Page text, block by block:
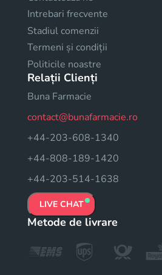
Intrebari frecvente
Stadiul comenzii
Termeni și condiții
Politicile noastre
Relații Clienți
Buna Farmacie
contact@bunafarmacie.ro
+44-203-608-1340
+44-808-189-1420
+44-203-514-1638
LIVE CHAT
Metode de livrare